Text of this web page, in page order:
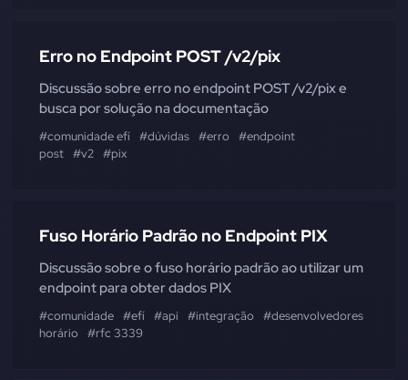
Erro no Endpoint POST /v2/pix
Discussão sobre erro no endpoint POST /v2/pix e
busca por solução na documentação
#comunidade efí #dúvidas #erro
#endpoint
post #v2 #pix
Fuso Horário Padrão no Endpoint PIX
Discussão sobre o fuso horário padrão ao utilizar um
endpoint para obter dados PIX
#comunidade #efí #api #integração #desenvolvedores
horário
#rfc 3339